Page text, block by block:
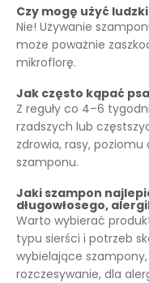
Czy mogę użyć
Nie! Używanie
może poważnie
mikroflorę.
Jak często kąpać
Z reguły co 4–6
rzadszych lub
zdrowia, rasy,
szamponu.
Jaki szampon
długowłosego,
Warto wybierać
typu sierści i potrzeb
wybielające szampony,
rozczesywanie, dla